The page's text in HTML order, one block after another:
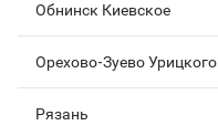
Обнинск Киевское
Орехово-Зуево Урицкого
Рязань